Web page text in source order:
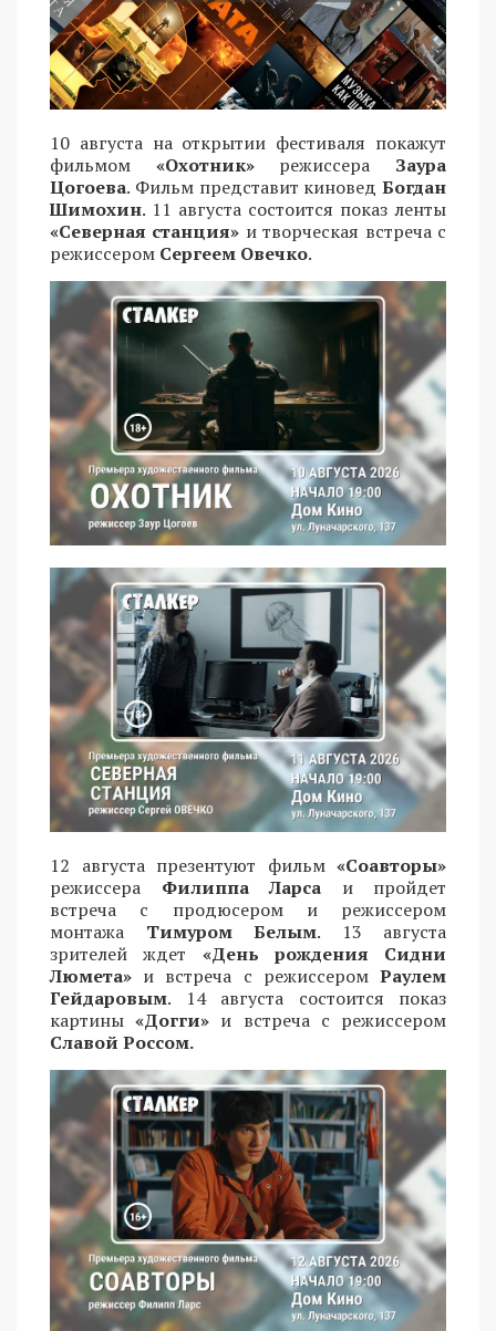
10 августа на открытии фестиваля покажут
фильмом «Охотник»режиссера Заура
Цогоева. Фильм представит киновед Богдан
Шимохин. 11 августа состоится показ ленты
«Северная станция» и творческая встреча с
режиссером Сергеем Овечко.
12 августа презентуют фильм «Соавторы»
режиссера Филиппа Ларса и пройдет
встреча с продюсером и режиссером
монтажа Тимуром Белым. 13 августа
зрителей ждет «День рождения Сидни
Люмета» и встреча с режиссером Раулем
Гейдаровым. 14 августа состоится показ
картины«Догги» и встреча с режиссером
Славой Россом.